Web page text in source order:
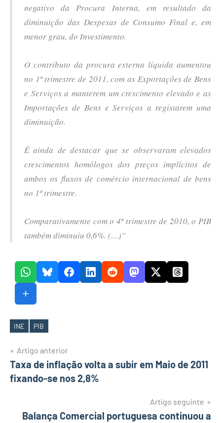
negativo da Procura Interna, em resultado da
diminuição das Despesas de Consumo Final e, em
menor grau, do Investimento.
O contributo da procura externa líquida aumentou
no 1º trimestre de 2011, com as Exportações de Bens
e Serviços a manterem um crescimento elevado e as
Importações de Bens e Serviços a registarem uma
diminuição.
É ainda de destacar que se observaram elevados
crescimentos homólogos dos preços implícitos de
ambos os fluxos de comércio internacional de bens
no 1º trimestre.
Comparativamente com o 4º trimestre de 2010, o PIB
também diminuiu 0,6%. (…)”
Etiquetas
INE PIB
Navegação
de
Artigo anterior
Taxa de inflação volta a subir em Maio de 2011
fixando-se nos 2,8%
Artigo seguinte
Balança Comercial portuguesa continuou a